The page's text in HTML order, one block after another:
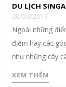
DU LỊCH
30/03/2017
Ngoài những
điểm hay các
như những cây
XEM THÊM